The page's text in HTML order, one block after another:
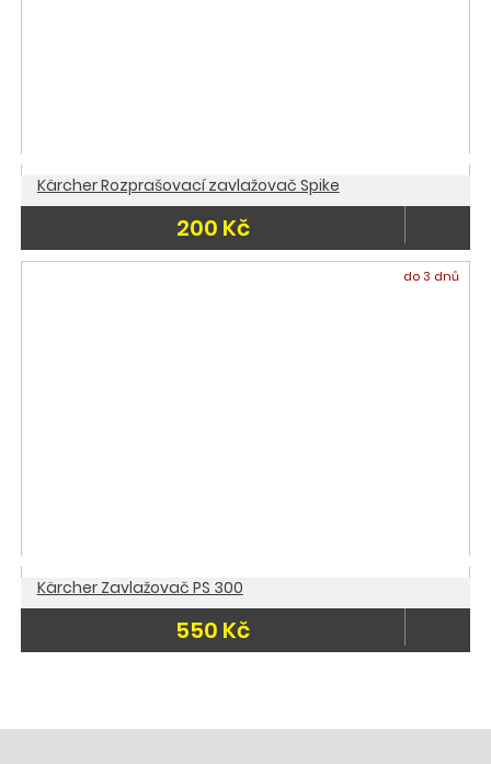
Kärcher Rozprašovací zavlažovač Spike
200 Kč
do 3 dnů
Kärcher Zavlažovač PS 300
550 Kč